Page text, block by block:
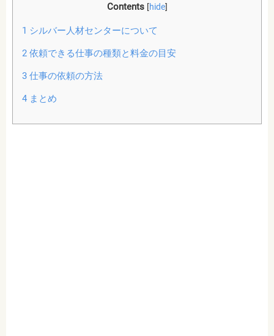
Contents [hide]
1 シルバー人材センターについて
2依頼できる仕事の種類と料金の目安
3仕事の依頼の方法
4まとめ